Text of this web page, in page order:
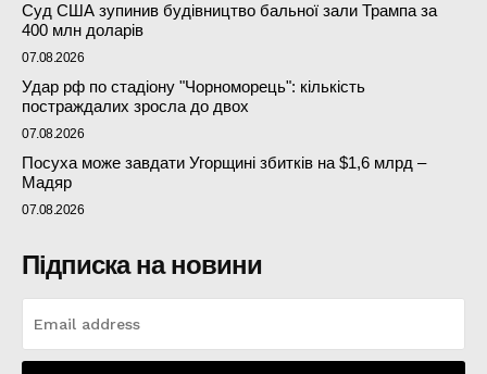
Суд США зупинив будівництво бальної зали Трампа за
400 млн доларів
07.08.2026
Удар рф по стадіону "Чорноморець": кількість
постраждалих зросла до двох
07.08.2026
Посуха може завдати Угорщині збитків на $1,6 млрд –
Мадяр
07.08.2026
Підписка на новини